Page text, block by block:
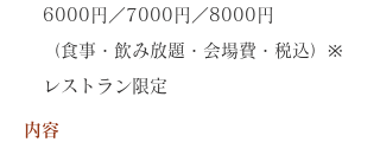
6000円／7000円／8000円
（食事・飲み放題・会場費・税込）※
レストラン限定
内容